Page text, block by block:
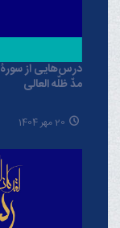
درس‌هایی از سورۀ
مدّ ظلّه العالی
20 مهر 1404